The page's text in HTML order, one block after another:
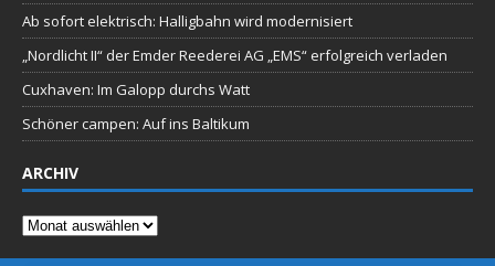
Ab sofort elektrisch: Halligbahn wird modernisiert
„Nordlicht II“ der Emder Reederei AG „EMS“ erfolgreich verladen
Cuxhaven: Im Galopp durchs Watt
Schöner campen: Auf ins Baltikum
ARCHIV
Archiv